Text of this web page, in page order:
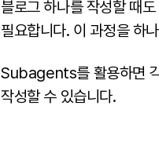
블로그 하나를 작성할 때
필요합니다. 이 과정을 하
Subagents를 활용하면
작성할 수 있습니다.